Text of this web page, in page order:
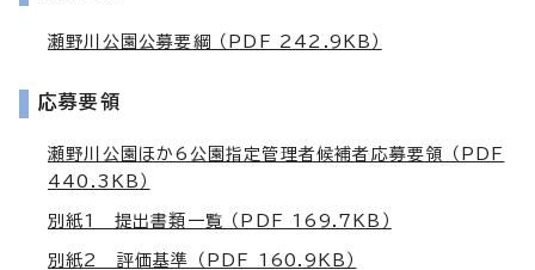
瀬野川公園公募要綱 （PDF 242.9KB）
応募要領
瀬野川公園ほか6公園指定管理者候補者応募要領 （PDF
440.3KB）
別紙1 提出書類一覧 （PDF 169.7KB）
別紙2 評価基準 （PDF 160.9KB）